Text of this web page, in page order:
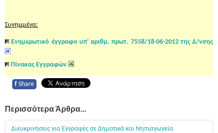
Συνημμένα:
Ενημερωτικό έγγραφο υπ' αριθμ. πρωτ. 7558/18-06-2012 της Δ/νσης
Πίνακας Εγγραφών
f Share
Περισσότερα Άρθρα...
Διευκρινήσεις για Eγγραφές σε Δημοτικά και Νηπιαγωγεία